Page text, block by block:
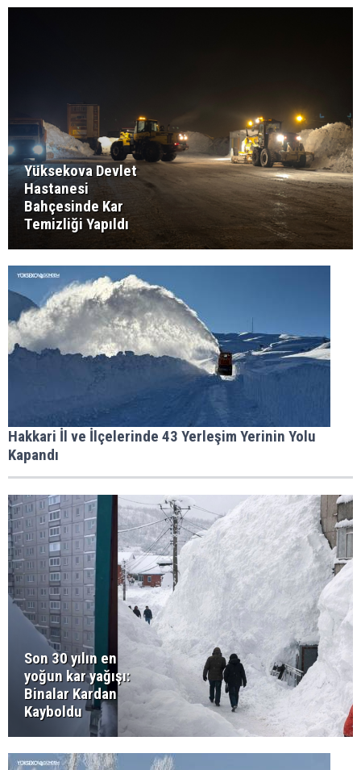
Yüksekova Devlet
Hastanesi
Bahçesinde Kar
Temizliği Yapıldı
Hakkari İl ve İlçelerinde 43 Yerleşim Yerinin Yolu
Kapandı
Son 30 yılın en
yoğun kar yağışı:
Binalar Kardan
Kayboldu